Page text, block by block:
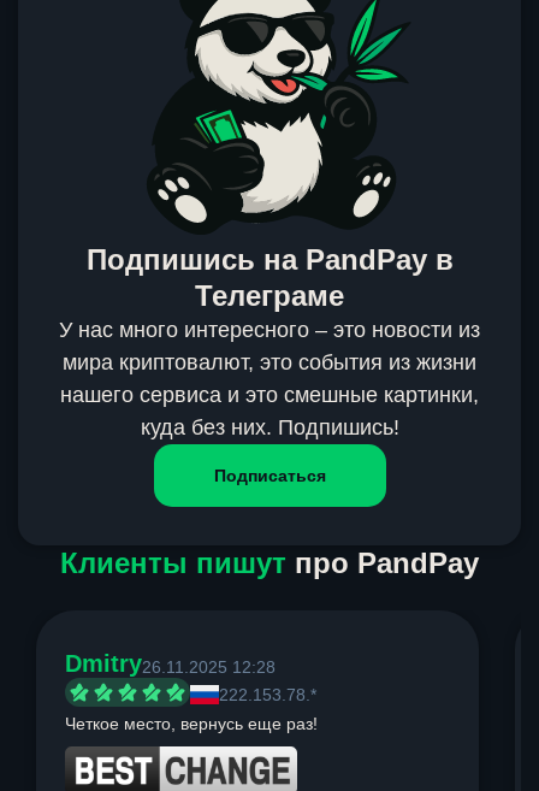
Подпишись на PandPay в
Телеграме
У нас много интересного – это новости из
мира криптовалют, это события из жизни
нашего сервиса и это смешные картинки,
куда без них. Подпишись!
Подписаться
Клиенты пишут про PandPay
Dmitry26.11.2025 12:28
222.153.78.*
Четкое место, вернусь еще раз!